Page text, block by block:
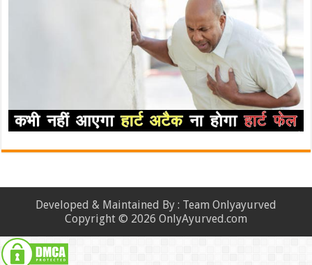
Developed & Maintained By : Team Onlyayurved
Copyright © 2026 OnlyAyurved.com